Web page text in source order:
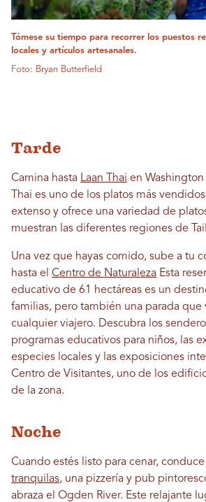
Tómese su tiempo para recorrer los puestos
locales y artículos artesanales.
Foto: Bryan Butterfield
Tarde
Camina hasta Laan Thai en Washington
Thai es uno de los platos más
extenso y ofrece una variedad de
muestran las diferentes regiones de
Una vez que hayas comido, sube a tu
hasta el Centro de Naturaleza Esta
educativo de 61 hectáreas es un
familias, pero también una parada que
cualquier viajero. Descubra los
programas educativos para niños, las
especies locales y las exposiciones
Centro de Visitantes, uno de los
de la zona.
Noche
Cuando estés listo para cenar, conduce
tranquilas, una pizzería y pub
abraza el Ogden River. Este relajante